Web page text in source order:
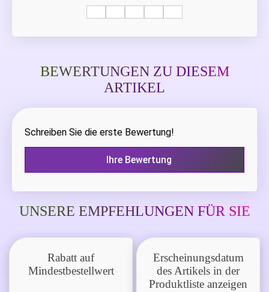
BEWERTUNGEN ZU DIESEM
ARTIKEL
Schreiben Sie die erste Bewertung!
Ihre Bewertung
UNSERE EMPFEHLUNGEN FÜR SIE
Rabatt auf
Mindestbestellwert
Erscheinungsdatum
des Artikels in der
Produktliste anzeigen